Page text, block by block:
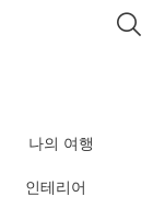
나의 여행
인테리어